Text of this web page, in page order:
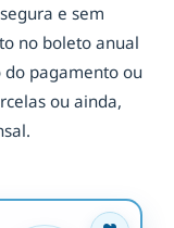
e sem
no boleto anual
do pagamento ou
ou ainda,